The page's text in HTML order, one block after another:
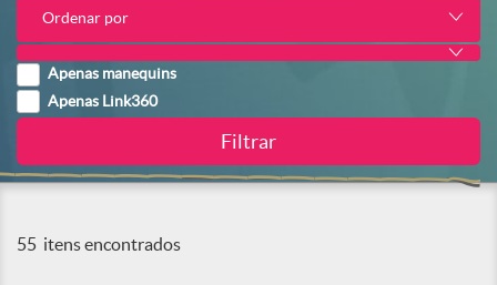
Ordenar por
Apenas manequins
Apenas Link360
55 itens encontrados